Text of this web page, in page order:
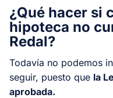
¿Qué hacer si
hipoteca no
Redal?
Todavía no podemos
seguir, puesto que la
aprobada.